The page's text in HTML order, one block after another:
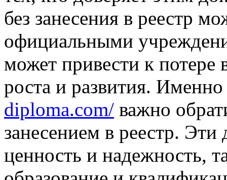
без занесения в реестр
официальными
может привести к потере
роста и развития.
diploma.com/ важно
занесением в реестр.
ценность и надежность,